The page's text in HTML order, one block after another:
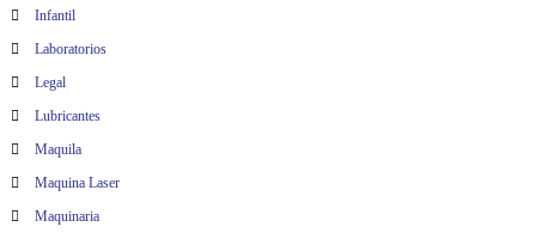
Infantil
Laboratorios
Legal
Lubricantes
Maquila
Maquina Laser
Maquinaria